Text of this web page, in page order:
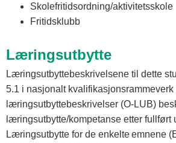
Skolefritidsordning/aktivitetsskole
Fritidsklubb
Læringsutbytte
Læringsutbyttebeskrivelsene til dette
5.1 i nasjonalt
læringsutbyttebeskrivelser (O-LUB)
læringsutbytte/kompetanse etter fullført
Læringsutbytte for de enkelte emnene